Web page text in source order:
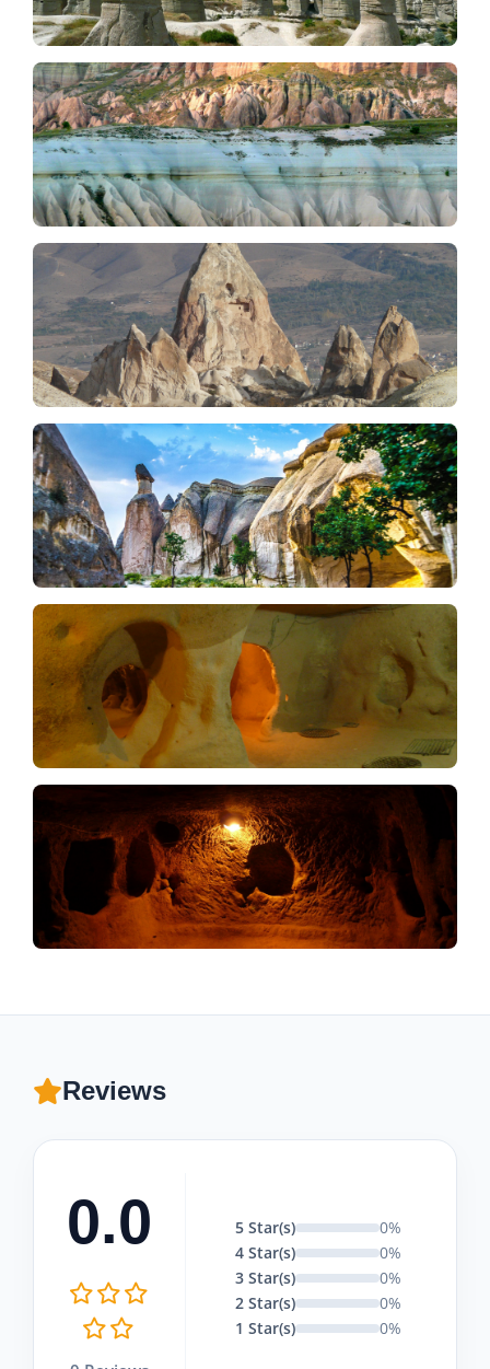
Reviews
0.0 5 Star(s)
0%
4 Star(s)
0%
3 Star(s)
0%
2 Star(s)
0%
1 Star(s)
0%